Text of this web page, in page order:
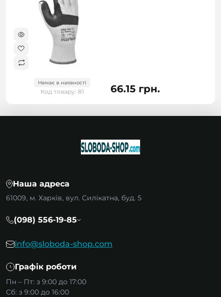
Немає в наявності
Код товару: 81 66.15 грн.
Наша адреса
61009, м. Харків, вул. Силікатна, буд. 5
(098) 556-19-85
info@sloboda-shop.com
Графік роботи
Пн – Пт: з 9:00 до 17:00
Сб: з 9:00 до 16:00